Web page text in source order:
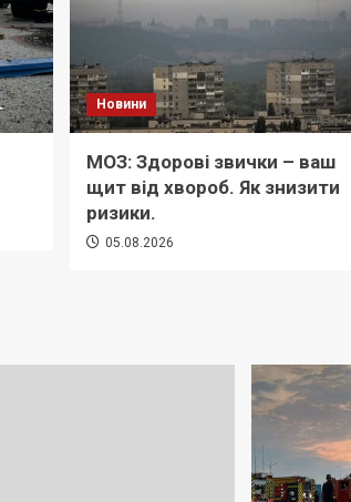
Новини
МОЗ: Здорові звички – ваш
щит від хвороб. Як знизити
ризики.
05.08.2026